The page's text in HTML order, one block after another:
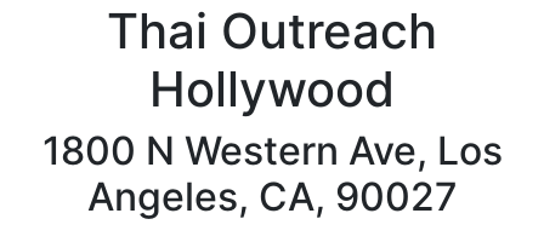
Thai Outreach
Hollywood
1800 N Western Ave, Los
Angeles, CA, 90027